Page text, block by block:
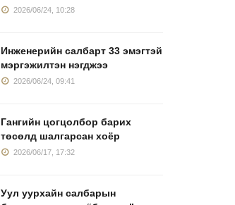
2026/06/24, 10:28
Инженерийн салбарт 33 эмэгтэй
мэргэжилтэн нэгджээ
2026/06/24, 09:41
Гангийн цогцолбор барих
төсөлд шалгарсан хоёр
2026/06/17, 17:32
Уул уурхайн салбарын